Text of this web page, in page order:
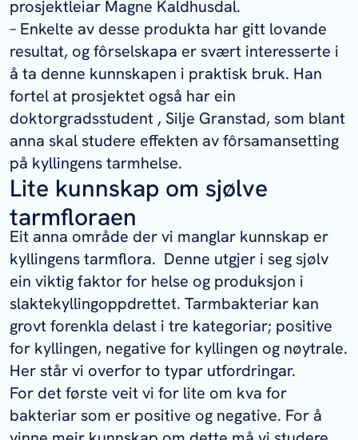
prosjektleiar Magne Kaldhusdal.
– Enkelte av desse produkta har gitt lovande
resultat, og fôrselskapa er svært interesserte i
å ta denne kunnskapen i praktisk bruk. Han
fortel at prosjektet også har ein
doktorgradsstudent , Silje Granstad, som blant
anna skal studere effekten av fôrsamansetting
på kyllingens tarmhelse.
Lite kunnskap om sjølve
tarmfloraen
Eit anna område der vi manglar kunnskap er
kyllingens tarmflora. Denne utgjer i seg sjølv
ein viktig faktor for helse og produksjon i
slaktekyllingoppdrettet. Tarmbakteriar kan
grovt forenkla delast i tre kategoriar; positive
for kyllingen, negative for kyllingen og nøytrale.
Her står vi overfor to typar utfordringar.
For det første veit vi for lite om kva for
bakteriar som er positive og negative. For å